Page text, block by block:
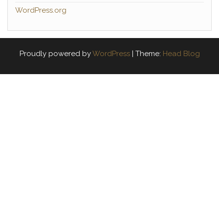
WordPress.org
Proudly powered byWordPress | Theme: Head Blog